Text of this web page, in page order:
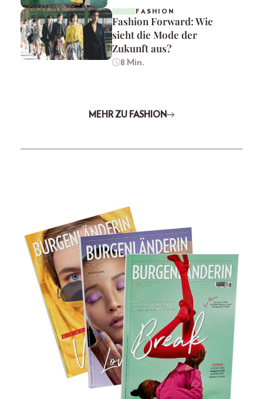
FASHION
Fashion Forward: Wie
sieht die Mode der
Zukunft aus?
8 Min.
MEHR ZU FASHION